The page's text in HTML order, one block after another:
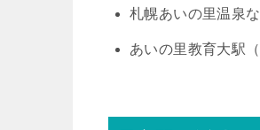
札幌あいの里温泉
あいの里教育大駅（